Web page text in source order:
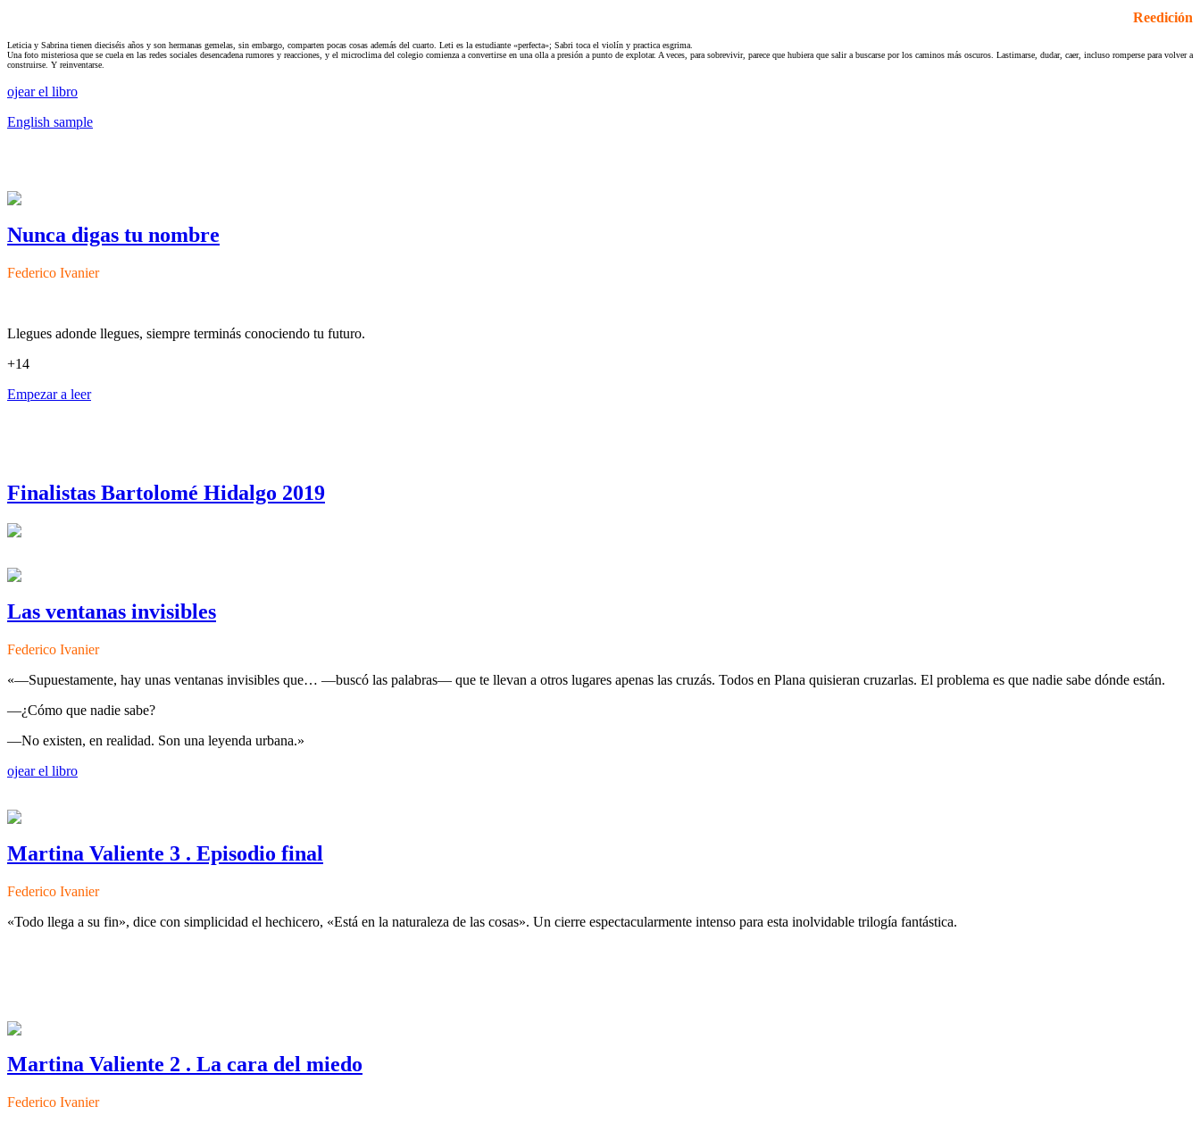
Reedición
Leticia y Sabrina tienen dieciséis años y son hermanas gemelas, sin embargo, comparten pocas cosas además del cuarto. Leti es la estudiante «perfecta»; Sabri toca el violín y practica esgrima.
Una foto misteriosa que se cuela en las redes sociales desencadena rumores y reacciones, y el microclima del colegio comienza a convertirse en una olla a presión a punto de explotar. A veces, para sobrevivir, parece que hubiera que salir a buscarse por los caminos más oscuros. Lastimarse, dudar, caer, incluso romperse para volver a
construirse. Y reinventarse.
ojear el libro
English sample
Nunca digas tu nombre
Federico Ivanier
Llegues adonde llegues, siempre terminás conociendo tu futuro.
+14
Empezar a leer
Finalistas Bartolomé Hidalgo 2019
Las ventanas invisibles
Federico Ivanier
«—Supuestamente, hay unas ventanas invisibles que… —buscó las palabras— que te llevan a otros lugares apenas las cruzás. Todos en Plana quisieran cruzarlas. El problema es que nadie sabe dónde están.
—¿Cómo que nadie sabe?
—No existen, en realidad. Son una leyenda urbana.»
ojear el libro
Martina Valiente 3 . Episodio final
Federico Ivanier
«Todo llega a su fin», dice con simplicidad el hechicero, «Está en la naturaleza de las cosas». Un cierre espectacularmente intenso para esta inolvidable trilogía fantástica.
Martina Valiente 2 . La cara del miedo
Federico Ivanier